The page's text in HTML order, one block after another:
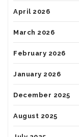
April 2026
March 2026
February 2026
January 2026
December 2025
August 2025